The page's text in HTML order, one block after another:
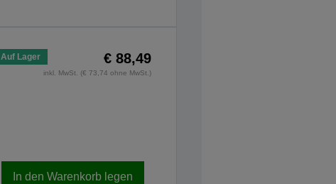
Auf Lager € 88,49
inkl. MwSt. (€ 73,74 ohne MwSt.)
In den Warenkorb legen